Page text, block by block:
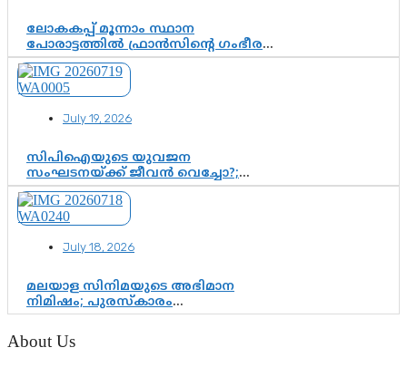
ലോകകപ്പ് മൂന്നാം സ്ഥാന
പോരാട്ടത്തിൽ ഫ്രാൻസിന്റെ ഗംഭീര
തിരിച്ചുവരവ്; ഗോൾവേട്ടയിൽ
മെസ്സിയെ മറികടന്ന് എംബാപ്പെ
July 19, 2026
സിപിഐയുടെ യുവജന
സംഘടനയ്ക്ക് ജീവൻ വെച്ചോ?;
ജിസ്മോന്റെ വിമർശനം രാഷ്ട്രീയ
ഇരട്ടത്താപ്പെന്ന് ചർച്ച
July 18, 2026
മലയാള സിനിമയുടെ അഭിമാന
നിമിഷം; പുരസ്‌കാരം
ആഘോഷമാകട്ടെ, മികവ് ശീലമാകട്ടെ
About Us